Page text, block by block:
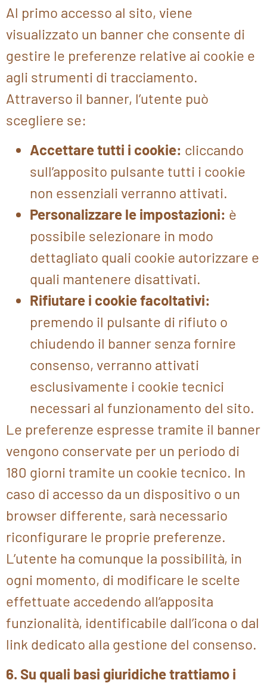
Al primo accesso al sito, viene
visualizzato un banner che consente di
gestire le preferenze relative ai cookie e
agli strumenti di tracciamento.
Attraverso il banner, l’utente può
scegliere se:
Accettare tutti i cookie: cliccando
sull’apposito pulsante tutti i cookie
non essenziali verranno attivati.
Personalizzare le impostazioni: è
possibile selezionare in modo
dettagliato quali cookie autorizzare e
quali mantenere disattivati.
Rifiutare i cookie facoltativi:
premendo il pulsante di rifiuto o
chiudendo il banner senza fornire
consenso, verranno attivati
esclusivamente i cookie tecnici
necessari al funzionamento del sito.
Le preferenze espresse tramite il banner
vengono conservate per un periodo di
180 giorni tramite un cookie tecnico. In
caso di accesso da un dispositivo o un
browser differente, sarà necessario
riconfigurare le proprie preferenze.
L’utente ha comunque la possibilità, in
ogni momento, di modificare le scelte
effettuate accedendo all’apposita
funzionalità, identificabile dall’icona o dal
link dedicato alla gestione del consenso.
6. Su quali basi giuridiche trattiamo i